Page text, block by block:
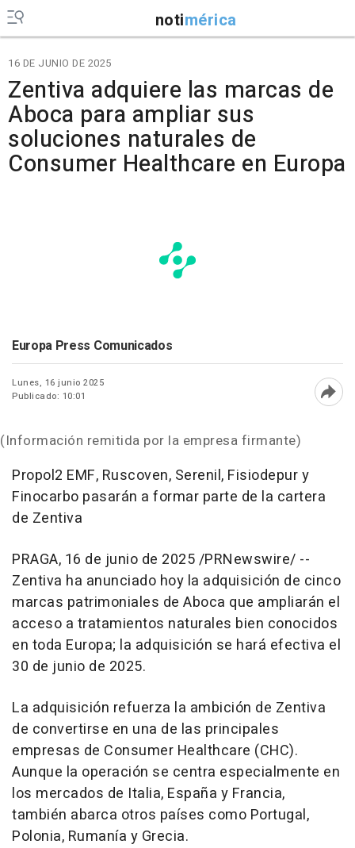
notimérica
16 DE JUNIO DE 2025
Zentiva adquiere las marcas de
Aboca para ampliar sus
soluciones naturales de
Consumer Healthcare en Europa
Europa Press Comunicados
Lunes, 16 junio 2025
Publicado: 10:01
(Información remitida por la empresa firmante)
Propol2 EMF, Ruscoven, Serenil, Fisiodepur y
Finocarbo pasarán a formar parte de la cartera
de Zentiva
PRAGA, 16 de junio de 2025/PRNewswire/ --
Zentiva ha anunciado hoy la adquisición de cinco
marcas patrimoniales de Aboca que ampliarán el
acceso a tratamientos naturales bien conocidos
en toda Europa; la adquisición se hará efectiva el
30 de junio de 2025.
La adquisición refuerza la ambición de Zentiva
de convertirse en una de las principales
empresas de Consumer Healthcare (CHC).
Aunque la operación se centra especialmente en
los mercados de Italia, España y Francia,
también abarca otros países como Portugal,
Polonia, Rumanía y Grecia.